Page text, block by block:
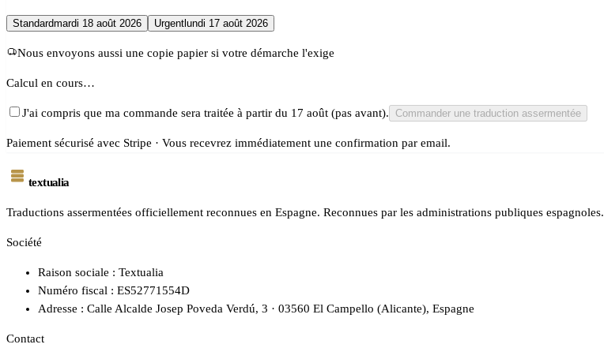
Standardmardi 18 août 2026 Urgent lundi 17 août 2026
Nous envoyons aussi une copie papier si votre démarche l'exige
Calcul en cours…
J'ai compris que ma commande sera traitée à partir du 17 août (pas avant). Commander une traduction assermentée
Paiement sécurisé avec Stripe · Vous recevrez immédiatement une confirmation par email.
textualia
Traductions assermentées officiellement reconnues en Espagne. Reconnues par les administrations publiques espagnoles.
Société
Raison sociale : Textualia
Numéro fiscal : ES52771554D
Adresse : Calle Alcalde Josep Poveda Verdú, 3 · 03560 El Campello (Alicante), Espagne
Contact